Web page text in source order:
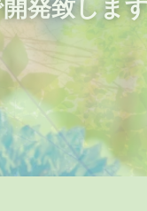
発致します